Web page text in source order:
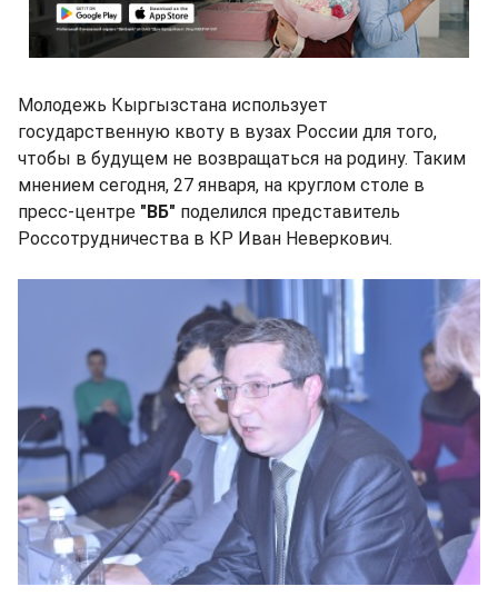
Молодежь Кыргызстана использует
государственную квоту в вузах России для того,
чтобы в будущем не возвращаться на родину. Таким
мнением сегодня, 27 января, на круглом столе в
пресс-центре "ВБ" поделился представитель
Россотрудничества в КР Иван Неверкович.